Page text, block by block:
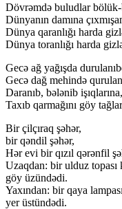
Dövrəmdə buludlar
Dünyanın damına
Dünya qaranlığı harda
Dünya toranlığı harda
Gecə ağ yağışda
Gecə dağ mehində
Daranıb, bələnib işıqlarına,
Taxıb qarmağını göy
Bir çilçıraq şəhər,
bir qəndil şəhər,
Hər evi bir qızıl qərənfil
Uzaqdan: bir ulduz topası
göy üzündədi.
Yaxından: bir qaya
yer üstündədi.